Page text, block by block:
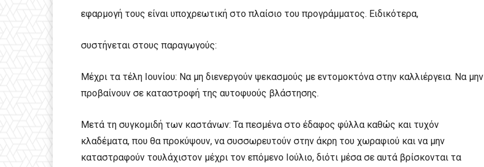
εφαρμογή τους είναι υποχρεωτική στο πλαίσιο του προγράμματος. Ειδικότερα,
συστήνεται στους παραγωγούς:
Μέχρι τα τέλη Ιουνίου: Να μη διενεργούν ψεκασμούς με εντομοκτόνα στην καλλιέργεια. Να μην
προβαίνουν σε καταστροφή της αυτοφυούς βλάστησης.
Μετά τη συγκομιδή των καστάνων: Τα πεσμένα στο έδαφος φύλλα καθώς και τυχόν
κλαδέματα, που θα προκύψουν, να συσσωρευτούν στην άκρη του χωραφιού και να μην
καταστραφούν τουλάχιστον μέχρι τον επόμενο Ιούλιο, διότι μέσα σε αυτά βρίσκονται τα